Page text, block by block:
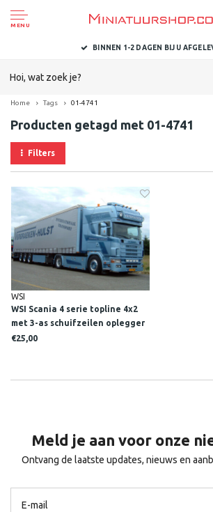
MENU
BINNEN 1-2 DAGEN BIJ U
Home Tags 01-4741
Producten getagd met 01-4741
Filters
WSI
WSI Scania 4 serie topline 4x2
met 3-as schuifzeilen oplegger
VERBRAEKEN
€25,00
Meld je aan voor onze
Ontvang de laatste updates, nieuws en